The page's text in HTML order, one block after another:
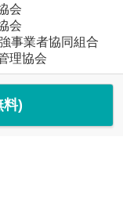
会
会
事業者協同組合
理協会
料)